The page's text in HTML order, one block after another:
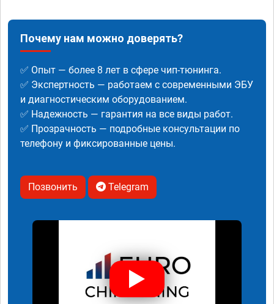
Почему нам можно доверять?
✅ Опыт — более 8 лет в сфере чип-тюнинга.
✅ Экспертность — работаем с современными ЭБУ
и диагностическим оборудованием.
✅ Надежность — гарантия на все виды работ.
✅ Прозрачность — подробные консультации по
телефону и фиксированные цены.
Позвонить Telegram